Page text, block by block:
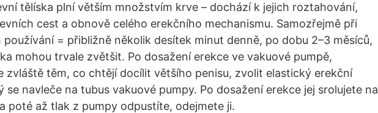
tělíska plní větším množstvím krve – dochází k jejich roztahování,
cest a obnově celého erekčního mechanismu. Samozřejmě při
používání = přibližně několik desítek minut denně, po dobu 2–3 měsíců,
mohou trvale zvětšit. Po dosažení erekce ve vakuové pumpě,
zvláště těm, co chtějí docílit většího penisu, zvolit elastický erekční
se navleče na tubus vakuové pumpy. Po dosažení erekce jej srolujete na
poté až tlak z pumpy odpustíte, odejmete ji.